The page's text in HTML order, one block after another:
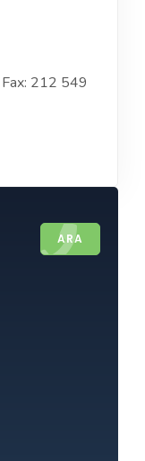
212 549
ARA